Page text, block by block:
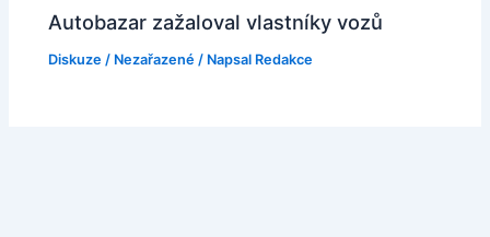
Autobazar zažaloval vlastníky vozů
Diskuze / Nezařazené / Napsal Redakce